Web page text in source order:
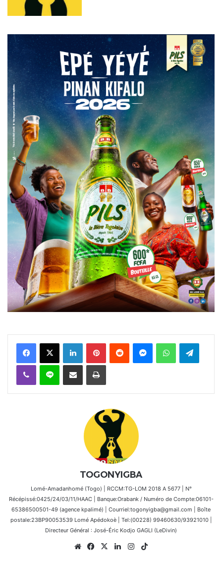
FacebookX Linkedin PinterestReddit MessengerWhatsAppTelegram
Viber Ligne Partager par email Imprimer
TOGONYIGBA
Lomé-Amadanhomé (Togo) | RCCM:TG-LOM 2018 A 5677 | N°
Récépissé:0425/24/03/11/HAAC | Banque:Orabank / Numéro de Compte:06101-
65386500501-49 (agence kpalimé) | Courriel:togonyigba@gmail.com | Boîte
postale:23BP90053539 Lomé Apédokoè | Tel:(00228) 99460630/93921010 |
Directeur Général : José-Éric Kodjo GAGLI (LeDivin)
WebsiteFacebook
X LinkedinInstagram